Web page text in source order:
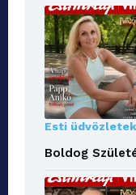
Esti üdvözletek
Boldog